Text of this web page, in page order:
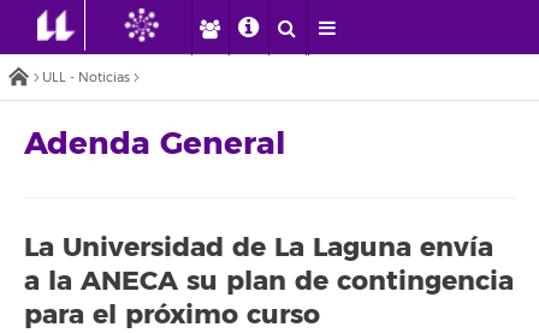
ULL - Noticias
Adenda General
La Universidad de La Laguna envía
a la ANECA su plan de contingencia
para el próximo curso